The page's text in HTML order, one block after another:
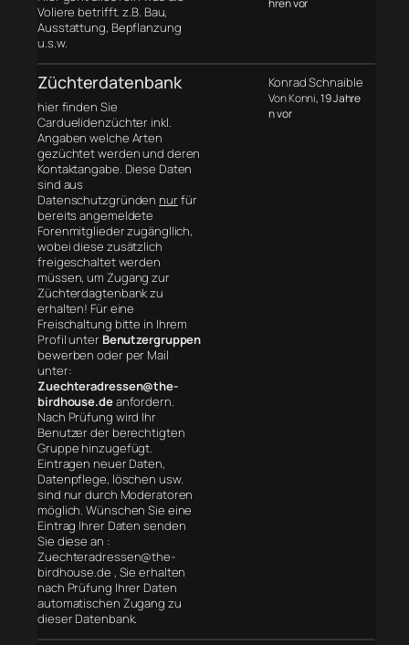
Voliere betrifft. z.B. Bau,
Ausstattung, Bepflanzung
u.s.w.
hren vor
Züchterdatenbank
hier finden Sie
Carduelidenzüchter inkl.
Angaben welche Arten
gezüchtet werden und deren
Kontaktangabe. Diese Daten
sind aus
Datenschutzgründen nurfür
bereits angemeldete
Forenmitglieder zugängllich,
wobei diese zusätzlich
freigeschaltet werden
müssen, um Zugang zur
Züchterdagtenbank zu
erhalten! Für eine
Freischaltung bitte in Ihrem
Profil unter Benutzergruppen
bewerben oder per Mail
unter:
Zuechteradressen@the-
birdhouse.deanfordern.
Nach Prüfung wird Ihr
Benutzer der berechtigten
Gruppe hinzugefügt.
Eintragen neuer Daten,
Datenpflege, löschen usw.
sind nur durch Moderatoren
möglich. Wünschen Sie eine
Eintrag Ihrer Daten senden
Sie diese an :
Zuechteradressen@the-
birdhouse.de , Sie erhalten
nach Prüfung Ihrer Daten
automatischen Zugang zu
dieser Datenbank.
Konrad Schnaible
Von Konni, 19 Jahre
n vor